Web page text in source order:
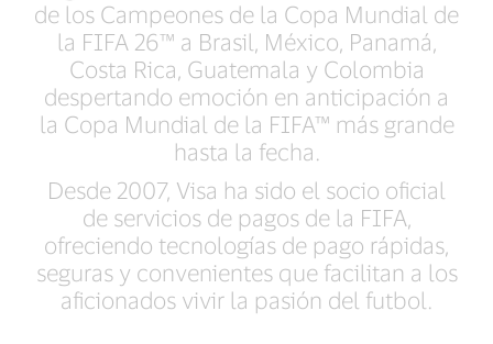
de los Campeones de la Copa Mundial de
la FIFA 26™ a Brasil, México, Panamá,
Costa Rica, Guatemala y Colombia
despertando emoción en anticipación a
la Copa Mundial de la FIFA™ más grande
hasta la fecha.
Desde 2007, Visa ha sido el socio oficial
de servicios de pagos de la FIFA,
ofreciendo tecnologías de pago rápidas,
seguras y convenientes que facilitan a los
aficionados vivir la pasión del futbol.